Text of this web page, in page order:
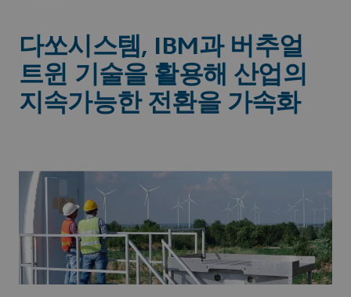
다쏘시스템, IBM과 버추얼
트윈 기술을 활용해 산업의
지속가능한 전환을 가속화